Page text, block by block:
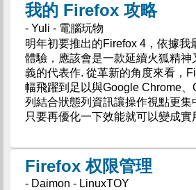
我的 Firefox 攻略
- Yuli - 電腦玩物
明年初要推出的Firefox 4，依據我
體驗，應該會是一款延續火狐精神
義的代表作. 從革新的角度來看，
幅飛躍到足以與Google Chrome、
列結合狀態列資訊讓操作視點更集
只要再優化一下效能就可以變成實
Firefox 权限管理
- Daimon - LinuxTOY